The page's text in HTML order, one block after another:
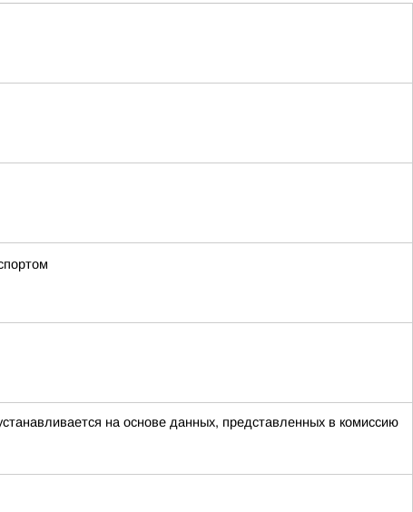
на основе данных, представленных в комиссию